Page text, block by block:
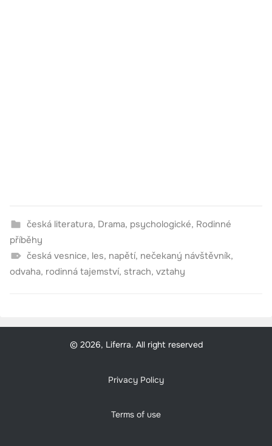
česká literatura, Drama, psychologické, Rodinné
příběhy
česká vesnice, les, napětí, nečekaný návštěvník,
odvaha, rodinná tajemství, strach, vztahy
© 2026, Liferra. All right reserved
Privacy Policy
Terms of use